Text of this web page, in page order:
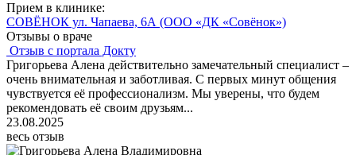
Прием в клинике:
СОВЁНОК ул. Чапаева, 6А (ООО «ДК «Совёнок»)
Отзывы о враче
Отзыв с портала Докту
Григорьева Алена действительно замечательный специалист –
очень внимательная и заботливая. С первых минут общения
чувствуется её профессионализм. Мы уверены, что будем
рекомендовать её своим друзьям...
23.08.2025
весь отзыв